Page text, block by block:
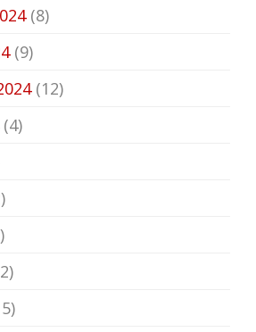
(8)
(9)
(12)
(4)